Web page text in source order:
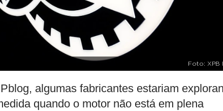
Foto: XPB
algumas fabricantes estariam
quando o motor não está em plena